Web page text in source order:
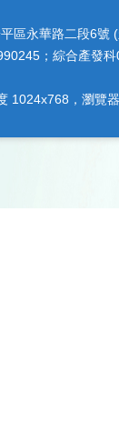
區永華路二段6號 (
；綜合產發
1024x768，瀏覽